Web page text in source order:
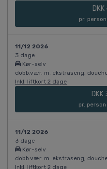
pr.
11/12 2026
3 dage
Kør-selv
dobb.vær. m. ekstraseng,
Inkl. liftkort 2 dage
pr.
11/12 2026
3 dage
Kør-selv
dobb.vær. m. ekstraseng,
Inkl. liftkort 2 dage